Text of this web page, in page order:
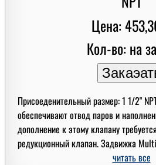
Цена:
Кол-во: на
Присоеденительный размер: 1 1/2"
обеспечивают отвод паров и
дополнение к этому клапану
редукционный клапан. Задвижка
читать все